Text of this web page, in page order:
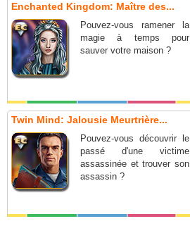
Enchanted Kingdom: Maître des...
Pouvez-vous ramener la
magie à temps pour
sauver votre maison ?
Twin Mind: Jalousie Meurtrière...
Pouvez-vous découvrir le
passé d'une victime
assassinée et trouver son
assassin ?